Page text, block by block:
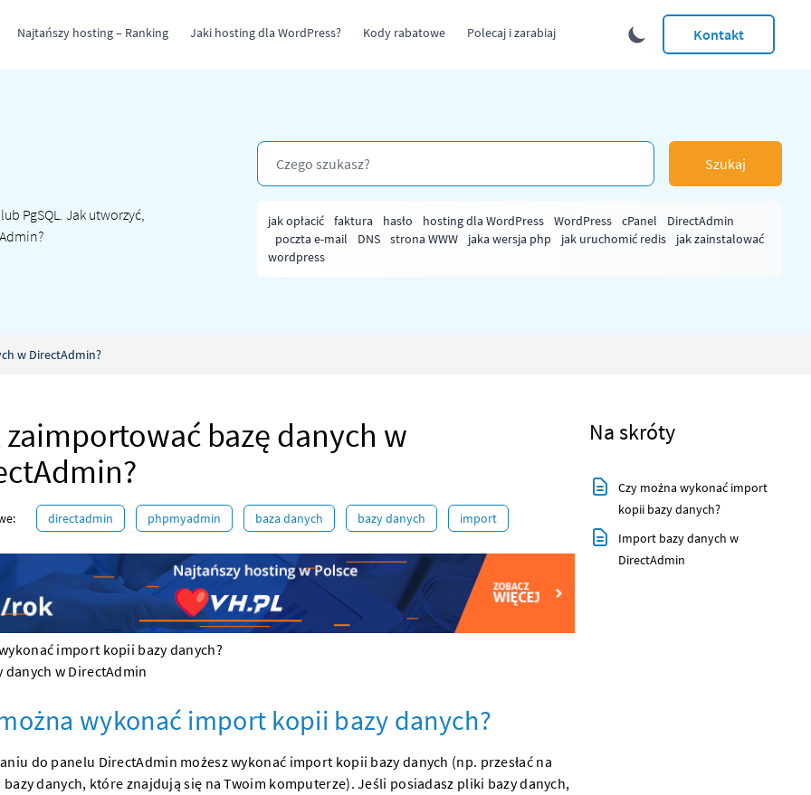
Najtańszy hosting – Ranking Jaki hosting dla WordPress? Kody rabatowe Polecaj i zarabiaj Kontakt
PgSQL. Jak utworzyć,
Szukaj
jak opłacić faktura hasło hosting dla WordPress WordPress cPanel
DirectAdmin
poczta e-mail
DNS strona WWW jaka wersja php jak uruchomić redis
jak zainstalować
wordpress
w DirectAdmin?
bazę danych w
directadmin phpmyadmin baza danych bazy danych import
import kopii bazy danych?
danych w DirectAdmin
wykonać import kopii bazy danych?
do panelu DirectAdmin możesz wykonać import kopii bazy danych (np. przesłać na
danych, które znajdują się na Twoim komputerze). Jeśli posiadasz pliki bazy danych,
Na skróty
Czy można wykonać import
kopii bazy danych?
Import bazy danych w
DirectAdmin